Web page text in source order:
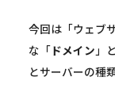
今回は「ウェブ
な「ドメイン」
とサーバーの種